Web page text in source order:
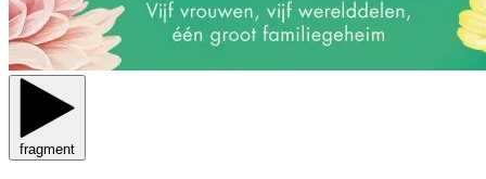
fragment